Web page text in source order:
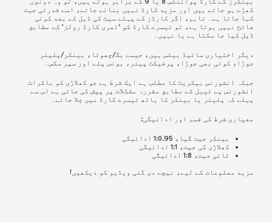
کھڑے ہو جاتے ہیں اور مزید کارڈ نہیں بنائے جاتے، اسے قدرتی جیت
کہا جاتا ہے۔ تاہم، اگر کارڈز کے پہلے سیٹ کی ڈیل کے بعد کوئی
فاتح نہیں ہوتا ہے، تو تیسرے کارڈ کو ‘تھری کارڈ رولز’ کے مطابق
ڈیل کیا جا سکتا ہے یا نہیں۔
دیگر اختیاری سائیڈ بیٹس ہیں، جیسے بگ/چھوٹا، بینکر/پلیئر
جوڑا، کوئی بھی جوڑا، پرفیکٹ پیئر، بونس پلے اور سپر سکس۔
جبکہ انشورنس بیکریٹ کا مطلب ہے ایک شرط ہے جو کھلاڑی کو باکراٹ
انشورنس پے ٹیبل کے مطابق مقررہ مشکلات پر پیش کی جاتی ہے اس سے
پہلے کہ پلیئر یا بینکر کا ہاتھ تیسرے کارڈ میں چلا جائے۔
معیاری شرط کی قسم اور ادائیگی:
بینکر جیت گیا، 1:0.95 ادائیگی
کھلاڑی کی جیت، 1:1 ادائیگی
ٹائی جیت، 1:8 ادائیگی
مزید معلومات کے لیے، نیچے دی گئی ویڈیو کو دیکھیں!